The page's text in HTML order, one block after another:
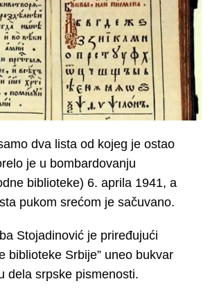
dva lista od kojeg je ostao
je u bombardovanju
biblioteke) 6. aprila 1941, a
pukom srećom je sačuvano.
Stojadinović je priređujući
biblioteke Srbije” uneo bukvar
dela srpske pismenosti.